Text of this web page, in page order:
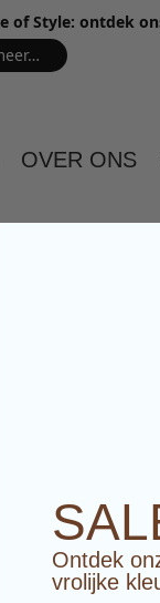
of Style: ontdek
OVER ONS
Ontdek
vrolijke